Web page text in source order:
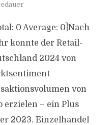
0 Average: 0]Nach
konnte der Retail-
2024 von
von
– ein Plus
2023. Einzelhandel